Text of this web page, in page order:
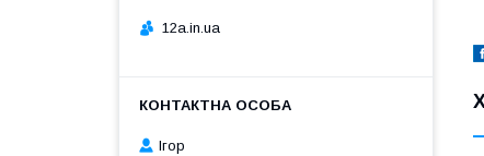
12a.in.ua
Ігор